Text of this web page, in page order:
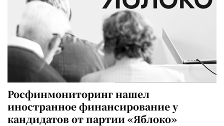
Росфинмониторинг нашел
иностранное финансирование у
кандидатов от партии «Яблоко»